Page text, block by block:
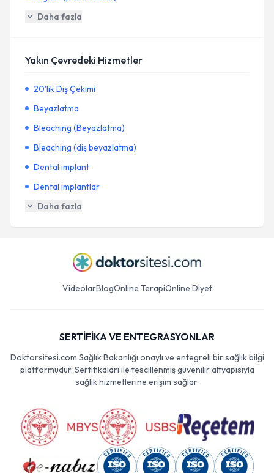
Daha fazla
Yakın Çevredeki Hizmetler
20'lik Diş Çekimi
Beyazlatma
Bleaching (Beyazlatma)
Bleaching (diş beyazlatma)
Dental implant
Dental implantlar
Daha fazla
VideolarBlogOnline TerapiOnline Diyet
SERTİFİKA VE ENTEGRASYONLAR
Doktorsitesi.com Sağlık Bakanlığı onaylı ve entegreli bir sağlık bilgi
platformudur. Sertifikaları ile tescillenmiş güvenilir altyapısıyla
sağlık hizmetlerine erişim sağlar.